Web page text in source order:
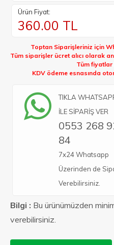
Ürün Fiyat:
360.00 TL
Toptan Siparişleriniz için
Tüm siparişler ücret alıcı olarak
Tüm fiyatlar
KDV ödeme esnasında
TIKLA
İLE SİPARİŞ VER
0553 268
84
7x24 Whatsapp
Üzerinden de
Verebilirsiniz.
Bilgi : Bu ürünümüzden
verebilirsiniz.